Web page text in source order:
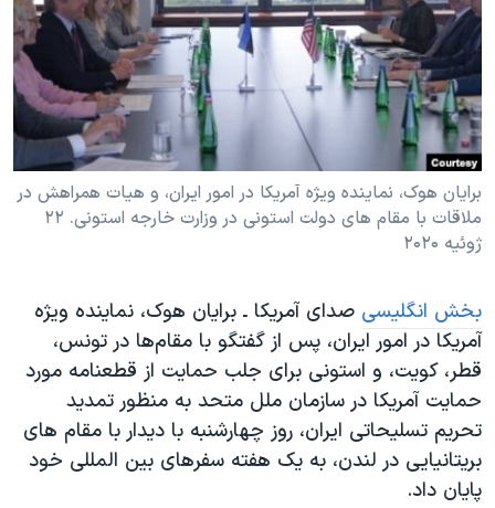
فرهنگ و زندگی
حقوق شهروندی
اقتصادی
علم و فناوری
گالری عکس
مستندها
انتخابات ریاست جمهوری آمریکا ۲۰۲۴
حمله جمهوری اسلامی به اسرائیل
رمز مهسا
اعتراضات زن، زندگی، آزادی
تریبونال مردمی آبان ۹۸
دادگاه حمید نوری
چهل سال گروگان‌گیری
قانون شفافیت دارائی کادر رهبری ایران
اعتراضات مردمی آبان ۹۸
اسرائیل در جنگ
دنبال کنید
زبانهای مختلف
برایان هوک، نماینده ویژه آمریکا در امور ایران، و هیات همراهش در
ملاقات با مقام های دولت استونی در وزارت خارجه استونی. ۲۲
ژوئیه ۲۰۲۰
بخش انگلیسی صدای آمریکا ـ برایان هوک، نماینده ویژه
آمریکا در امور ایران، پس از گفتگو با مقام‌ها در تونس،
قطر، کویت، و استونی برای جلب حمایت از قطعنامه مورد
حمایت آمریکا در سازمان ملل متحد به منظور تمدید
تحریم تسلیحاتی ایران، روز چهارشنبه با دیدار با مقام های
بریتانیایی در لندن، به یک هفته سفرهای بین المللی خود
پایان داد.